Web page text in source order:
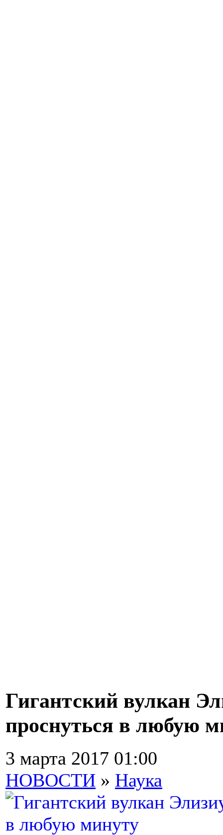
Гигантский вулкан
проснуться в любую
3 марта 2017 01:00
НОВОСТИ » Наука